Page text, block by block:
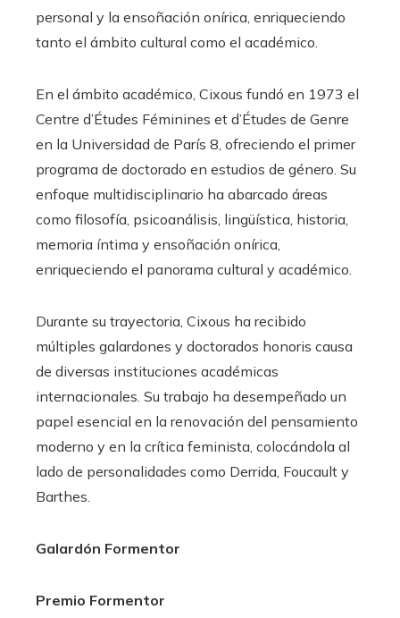
personal y la ensoñación onírica, enriqueciendo
tanto el ámbito cultural como el académico.
En el ámbito académico, Cixous fundó en 1973 el
Centre d’Études Féminines et d’Études de Genre
en la Universidad de París 8, ofreciendo el primer
programa de doctorado en estudios de género. Su
enfoque multidisciplinario ha abarcado áreas
como filosofía, psicoanálisis, lingüística, historia,
memoria íntima y ensoñación onírica,
enriqueciendo el panorama cultural y académico.​
Durante su trayectoria, Cixous ha recibido
múltiples galardones y doctorados honoris causa
de diversas instituciones académicas
internacionales. Su trabajo ha desempeñado un
papel esencial en la renovación del pensamiento
moderno y en la crítica feminista, colocándola al
lado de personalidades como Derrida, Foucault y
Barthes.​
Galardón Formentor
Premio Formentor